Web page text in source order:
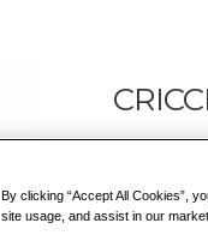
237
ISO 3315
By clicking “Accept All Cookies”,
site usage, and assist in our